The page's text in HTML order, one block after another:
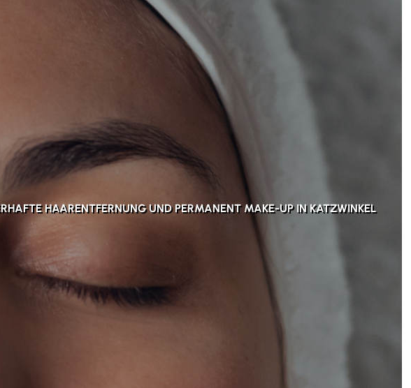
HAARENTFERNUNG UND PERMANENT MAKE-UP IN KATZWINKEL